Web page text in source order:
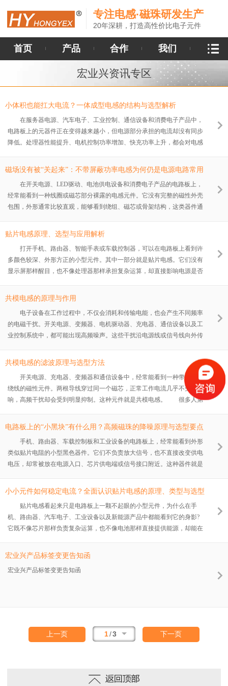
专注电感·磁珠研发生产
20年深耕，打造高性价比电子元件
首页 产品 合作 我们
宏业兴资讯专区
小体积也能扛大电流？一体成型电感的结构与选型解析
在服务器电源、汽车电子、工业控制、通信设备和消费电子产品中，
电路板上的元器件正在变得越来越小，但电源部分承担的电流却没有同步
降低。处理器性能提升、电机控制功率增加、快充功率上升，都会对电感
的瞬时电流。 传统绕线电感在许多电路中仍有广泛应用，但面对高
显。一体成型电感通过改变线圈与磁性材料的结合方式，把绕组、磁芯和
外部结构压制成相对完整的器件，逐渐成为功率电源中的常见选择。
不过，一体
磁场没有被“关起来”：不带屏蔽功率电感为何仍是电源电路常用
在开关电源、LED驱动、电池供电设备和消费电子产品的电路板上，
经常能看到一种线圈或磁芯部分裸露的电感元件。它没有完整的磁性外壳
包围，外形通常比较直观，能够看到绕组、磁芯或骨架结构，这类器件通
看，“不带屏蔽”似乎代表性能有所欠缺。实际上，屏蔽与非屏蔽并不是简
功率电感通常具有结构简单、成本较低、规格丰富和散热较直接等特点。
在电磁环境相对宽松、元件间距充足、功率要求适中的设
贴片电感原理、选型与应用解析
打开手机、路由器、智能手表或车载控制器，可以在电路板上看到许
多颜色较深、外形方正的小型元件。其中一部分就是贴片电感。它们没有
显示屏那样醒目，也不像处理器那样承担复杂运算，却直接影响电源是否
感负责储存和释放能量;在射频电路中，它可以参与匹配、滤波和扼流;在
感，结构、参数和选型方法并不相同。 一颗贴片电感如果选择不当，
电路可能出现输出纹波增大、元件发热、电源啸叫、效率下降，甚至启动
失败。了
共模电感的原理与作用
电子设备在工作过程中，不仅会消耗和传输电能，也会产生不同频率
的电磁干扰。开关电源、变频器、电机驱动器、充电器、通信设备以及工
业控制系统中，都可能出现高频噪声。这些干扰沿电源线或信号线向外传
试无法通过。 在众多抗干扰元件中，共模电感是一种使用频率较高的
无源器件。它通常由磁芯和两组参数接近的绕组构成，能够在不明显影响
正常电流传输的情况下，对共模干扰形成较高阻抗。 理解共模电感的
原理与作用，需要先弄清楚什么是共模信号，以及它与差模信号之间有什
么区别。
共模电感的滤波原理与选型方法
开关电源、充电器、变频器和通信设备中，经常能看到一种带有两组
绕线的磁性元件。两根导线穿过同一个磁芯，正常工作电流几乎不受影
响，高频干扰却会受到明显抑制。这种元件就是共模电感。 很多人第
在电源线上，为什么不会影响设备正常供电?两组线圈绕在同一磁芯上，
作电流、差模干扰和共模干扰之间的区别。 一、共模干扰是怎样产生
的 电子设备工作时，电路中的电压和电流并非始终保持平稳。开关电
源中的功率
电路板上的“小黑块”有什么用？高频磁珠的降噪原理与选型要点
手机、路由器、车载控制板和工业设备的电路板上，经常能看到外形
类似贴片电阻的小型黑色器件。它们不负责放大信号，也不直接改变供电
电压，却常被放在电源入口、芯片供电端或信号接口附近。这种器件就是
信接口会产生大量高频噪声。噪声既可能沿电源线进入敏感电路，也可能
标。高频磁珠能够在不明显影响正常直流供电的情况下，对特定频段的高
频干扰形成阻碍，因此成为电子线路中常见的抗干扰元件。 一、高频
磁珠是什
小小元件如何稳定电流？全面认识贴片电感的原理、类型与选型
贴片电感看起来只是电路板上一颗不起眼的小型元件，为什么在手
机、路由器、汽车电子、工业设备以及新能源产品中都能看到它的身影?
它既不像芯片那样负责复杂运算，也不像电池那样直接提供能源，却能在
产品不断向小型化、高频化和低功耗方向发展，传统插件电感逐渐难以满
的贴片电感，已经成为现代电子制造中十分常见的基础元器件。 一、
宏业兴产品标签变更告知函
宏业兴产品标签变更告知函
上一页 1/3 下一页